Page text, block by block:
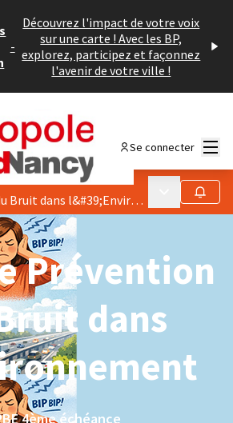
-
Découvrez l'impact de votre voix
sur une carte ! Avec les BP,
explorez, participez et façonnez
l'avenir de votre ville !
Se connecter
dans l&#39;Environnement
Menu Suivre
Prévention
dans
4ème échéance